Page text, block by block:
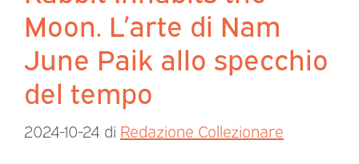
Moon. L’arte di Nam
June Paik allo specchio
del tempo
2024-10-24 di Redazione Collezionare